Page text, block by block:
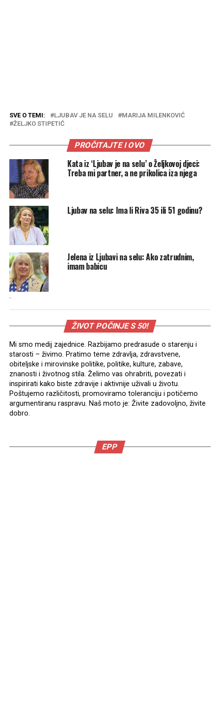
SVE O TEMI: LJUBAV JE NA SELU
MARIJA MILENKOVIĆ
ŽELJKO STIPETIĆ
PROČITAJTE I OVO
Kata iz ‘Ljubav je na selu’ o Željkovoj djeci:
Treba mi partner, a ne prikolica iza njega
Ljubav na selu: Ima li Riva 35 ili 51 godinu?
Jelena iz Ljubavi na selu: Ako zatrudnim,
imam babicu
.
ŽIVOT POČINJE S 50!
Mi smo medij zajednice. Razbijamo predrasude o starenju i
starosti – živimo. Pratimo teme zdravlja, zdravstvene,
obiteljske i mirovinske politike, politike, kulture, zabave,
znanosti i životnog stila. Želimo vas ohrabriti, povezati i
inspirirati kako biste zdravije i aktivnije uživali u životu.
Poštujemo različitosti, promoviramo toleranciju i potičemo
argumentiranu raspravu. Naš moto je: Živite zadovoljno, živite
dobro.
EPP